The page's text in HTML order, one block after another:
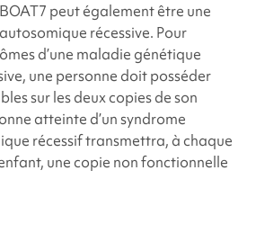
peut également être une
récessive. Pour
d’une maladie génétique
une personne doit posséder
sur les deux copies de son
atteinte d’un syndrome
récessif transmettra, à chaque
une copie non fonctionnelle